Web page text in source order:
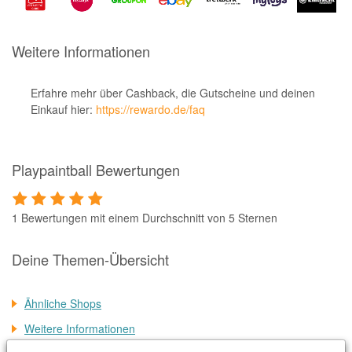
apodiscounter
OTTO Office
Udemy
Pets Deli
SNIPES
Click & Boat
XXXLutz
BADER
Weitere Informationen
Erfahre mehr über Cashback, die Gutscheine und deinen
Einkauf hier: https://rewardo.de/faq
Playpaintball Bewertungen
1 Bewertungen mit einem Durchschnitt von 5 Sternen
Deine Themen-Übersicht
Ähnliche Shops
Weitere Informationen